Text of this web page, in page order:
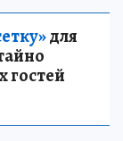
для
гостей